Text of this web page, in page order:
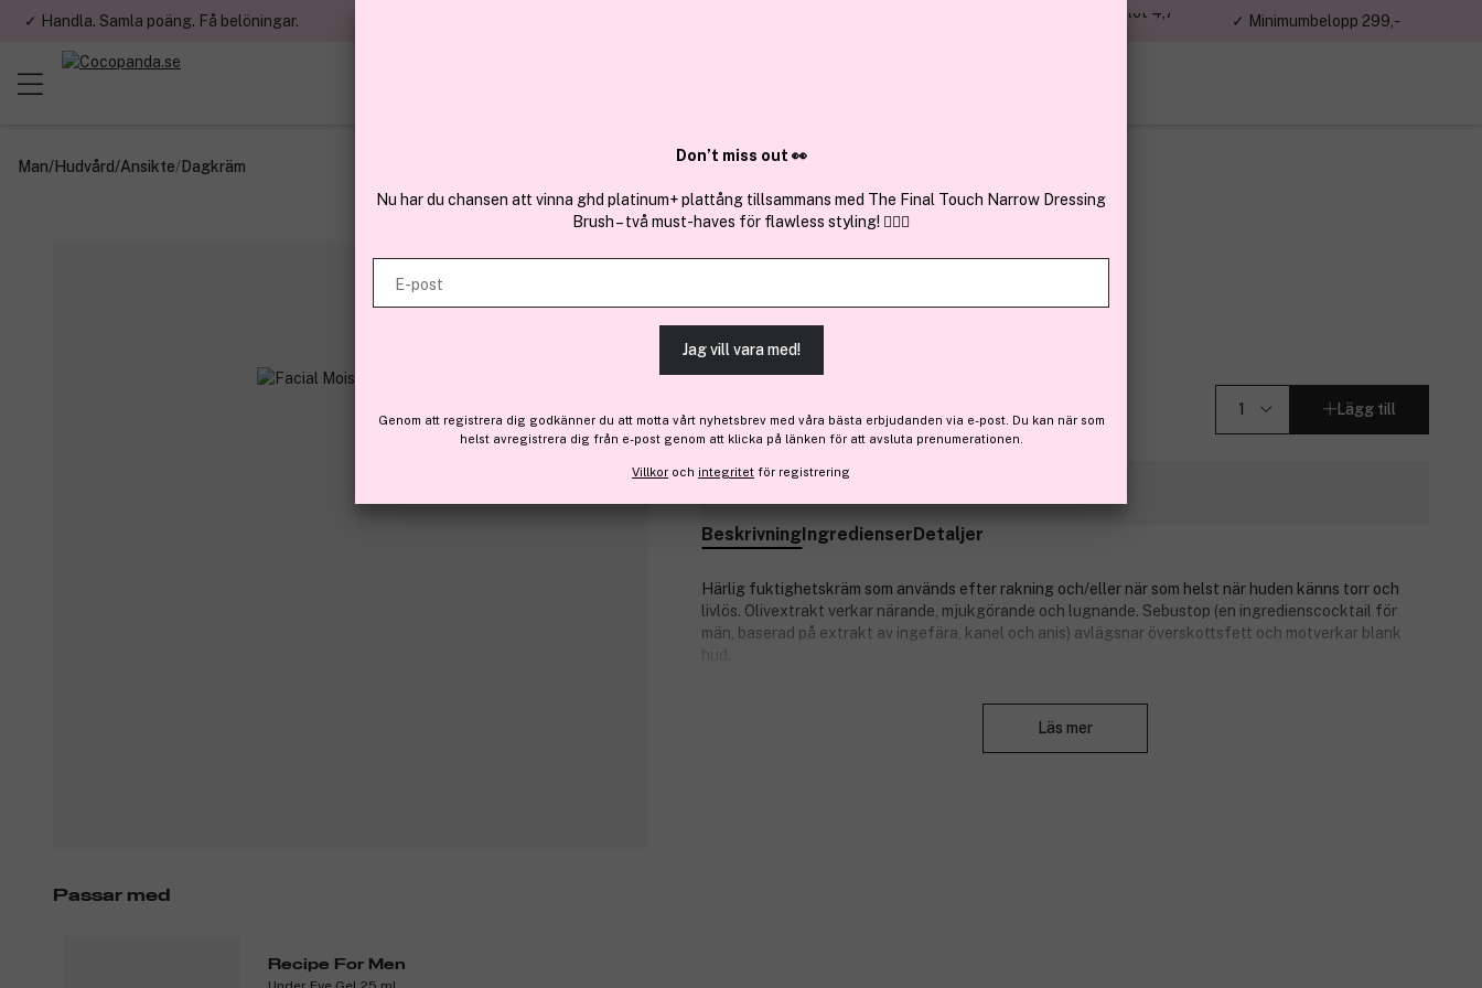
✓ Handla. Samla poäng. Få belöningar.
✓ Över 1,5 miljon kunder – Trustpilot 4,7
✓ Minimumbelopp 299,-
Man/Hudvård/Ansikte/Dagkräm
Facial Moisturizer 75 ml
264 kr Lägg till
BeskrivningIngredienserDetaljer
Härlig fuktighetskräm som används efter rakning och/eller när som helst när huden känns torr och
livlös. Olivextrakt verkar närande, mjukgörande och lugnande. Sebustop (en ingredienscocktail för
män, baserad på extrakt av ingefära, kanel och anis) avlägsnar överskottsfett och motverkar blank
• Pleurimincyl® – upplyftande och uppstramande
• Svart te – motverkar fria radikaler, antiinflammatoriska egenskaper
Läs mer
Passar med
Recipe For Men
Don’t miss out 👀
Nu har du chansen att vinna ghd platinum+ plattång tillsammans med The Final Touch Narrow Dressing
Brush – två must-haves för flawless styling! 💇‍♀️✨
E-post
Jag vill vara med!
Genom att registrera dig godkänner du att motta vårt nyhetsbrev med våra bästa erbjudanden via e-post. Du kan när som
helst avregistrera dig från e-post genom att klicka på länken för att avsluta prenumerationen.
Villkor och integritet för registrering